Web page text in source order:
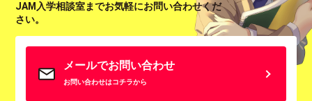
JAM入学相談室までお気軽にお問い合わせくだ
さい。
メールでお問い合わせ
お問い合わせはコチラから